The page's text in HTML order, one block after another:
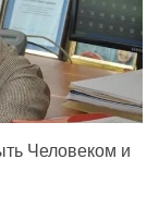
Человеком и